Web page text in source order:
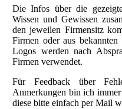
Die Infos über die
Wissen und Gewissen
den jeweilen Firmensitz
Firmen oder aus
Logos werden nach
Firmen verwendet.
Für Feedback über
Anmerkungen bin ich
diese bitte einfach per Mail